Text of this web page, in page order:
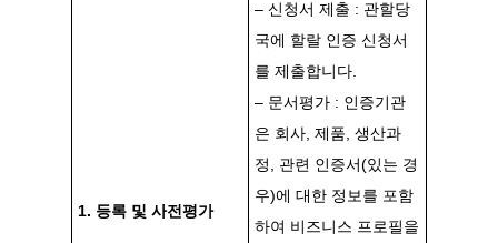
1. 등록 및 사전평가
– 신청서 제출 : 관할당
국에 할랄 인증 신청서
를 제출합니다.
– 문서평가 : 인증기관
은 회사, 제품, 생산과
정, 관련 인증서(있는 경
우)에 대한 정보를 포함
하여 비즈니스 프로필을